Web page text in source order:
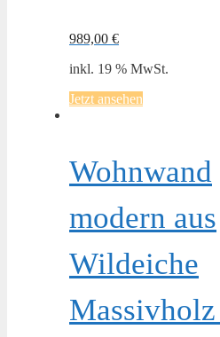
989,00 €
inkl. 19 % MwSt.
Jetzt ansehen
Wohnwand
modern aus
Wildeiche